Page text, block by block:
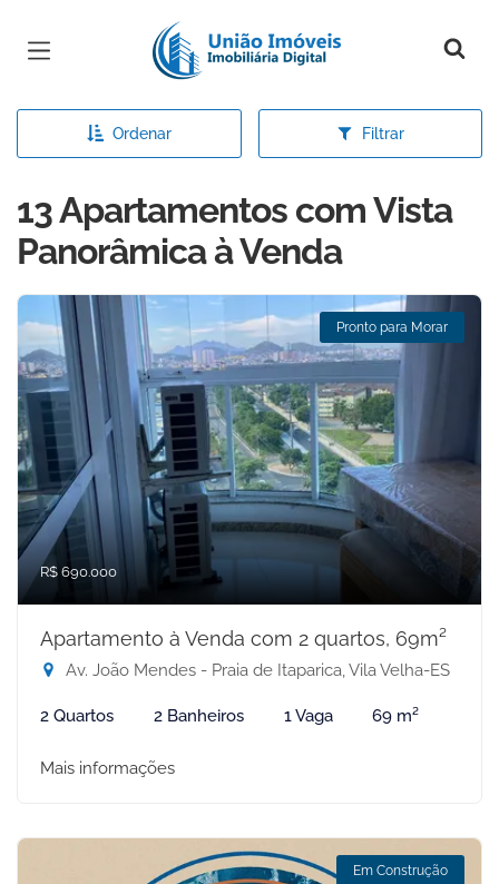
Página inicial
Ordenar Filtrar
13 Apartamentos com Vista
Panorâmica à Venda
Pronto para Morar
R$ 690.000
Apartamento à Venda com 2 quartos, 69m²
Av. João Mendes - Praia de Itaparica, Vila Velha-ES
2 Quartos 2 Banheiros 1 Vaga 69 m²
Mais informações
Em Construção